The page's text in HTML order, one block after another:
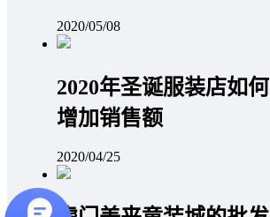
2020/05/08
2020年圣诞服装店如何
增加销售额
2020/04/25